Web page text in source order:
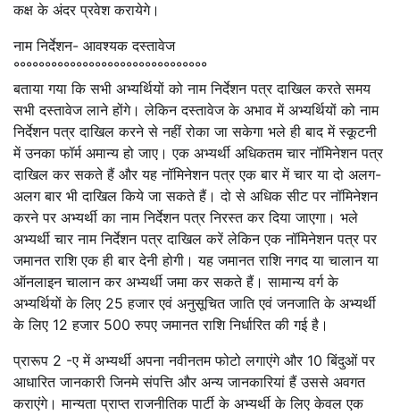
कक्ष के अंदर प्रवेश करायेगे।
नाम निर्देशन- आवश्‍यक दस्‍तावेज
°°°°°°°°°°°°°°°°°°°°°°°°°°°°°°°
बताया गया कि सभी अभ्यर्थियों को नाम निर्देशन पत्र दाखिल करते समय
सभी दस्तावेज लाने होंगे। लेकिन दस्तावेज के अभाव में अभ्यर्थियों को नाम
निर्देशन पत्र दाखिल करने से नहीं रोका जा सकेगा भले ही बाद में स्कूटनी
में उनका फॉर्म अमान्य हो जाए। एक अभ्यर्थी अधिकतम चार नॉमिनेशन पत्र
दाखिल कर सकते हैं और यह नॉमिनेशन पत्र एक बार में चार या दो अलग-
अलग बार भी दाखिल किये जा सकते हैं। दो से अधिक सीट पर नॉमिनेशन
करने पर अभ्यर्थी का नाम निर्देशन पत्र निरस्त कर दिया जाएगा। भले
अभ्यर्थी चार नाम निर्देशन पत्र दाखिल करें लेकिन एक नॉमिनेशन पत्र पर
जमानत राशि एक ही बार देनी होगी। यह जमानत राशि नगद या चालान या
ऑनलाइन चालान कर अभ्यर्थी जमा कर सकते हैं। सामान्य वर्ग के
अभ्यर्थियों के लिए 25 हजार एवं अनुसूचित जाति एवं जनजाति के अभ्यर्थी
के लिए 12 हजार 500 रुपए जमानत राशि निर्धारित की गई है।
प्रारूप 2 -ए में अभ्यर्थी अपना नवीनतम फोटो लगाएंगे और 10 बिंदुओं पर
आधारित जानकारी जिनमे संपत्ति और अन्य जानकारियां हैं उससे अवगत
कराएंगे। मान्यता प्राप्त राजनीतिक पार्टी के अभ्यर्थी के लिए केवल एक